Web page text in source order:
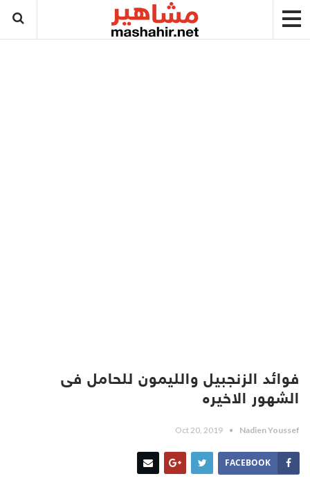
فوائد الزنجبيل والليمون للحامل فى
الشهور الاخيره
Nadien Youssef
Oct 20, 2019
FACEBOOK